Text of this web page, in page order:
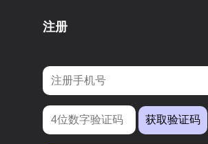
注册
获取验证码